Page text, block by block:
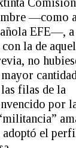
EFE—, a
la de
no
filas de la
por
adoptó el